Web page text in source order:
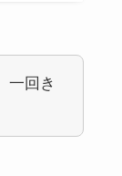
一回き